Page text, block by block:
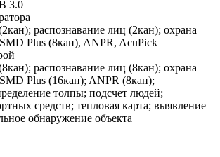
3.0
распознавание лиц (2кан); охрана
Plus (8кан), ANPR, AcuPick
распознавание лиц (8кан); охрана
Plus (16кан); ANPR (8кан);
толпы; подсчет людей;
средств; тепловая карта; выявление
обнаружение объекта